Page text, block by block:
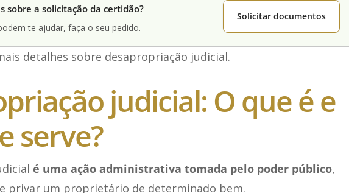
sobre a solicitação da certidão?
te ajudar, faça o seu pedido.
Solicitar documentos
detalhes sobre desapropriação judicial.
judicial: O que é e
serve?
é uma ação administrativa tomada pelo poder público,
privar um proprietário de determinado bem.